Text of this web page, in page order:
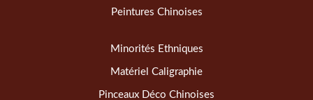
Peintures Chinoises
Minorités Ethniques
Matériel Caligraphie
Pinceaux Déco Chinoises